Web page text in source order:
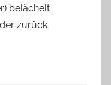
belächelt
zurück